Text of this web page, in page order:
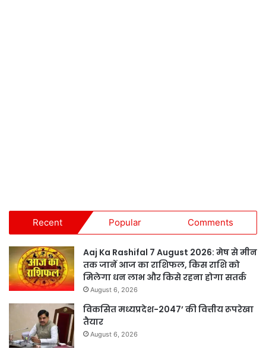
Recent Popular Comments
Aaj Ka Rashifal 7 August 2026: मेष से मीन
तक जानें आज का राशिफल, किस राशि को
मिलेगा धन लाभ और किसे रहना होगा सतर्क
August 6, 2026
विकसित मध्यप्रदेश-2047’ की वित्तीय रूपरेखा
तैयार
August 6, 2026